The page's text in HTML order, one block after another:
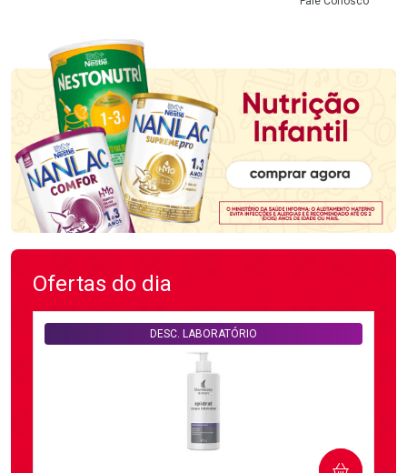
Ofertas do dia
DESC. LABORATÓRIO
COMPRAR